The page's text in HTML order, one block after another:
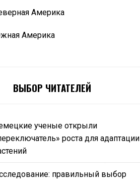
Америка
Америка
ВЫБОР ЧИТАТЕЛЕЙ
ученые открыли
роста для адаптации
правильный выбор